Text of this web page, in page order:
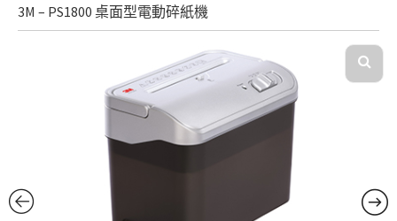
3M – PS1800 桌面型電動碎紙機